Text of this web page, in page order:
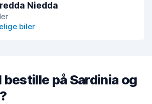
Niedda
biler
bestille på Sardinia og